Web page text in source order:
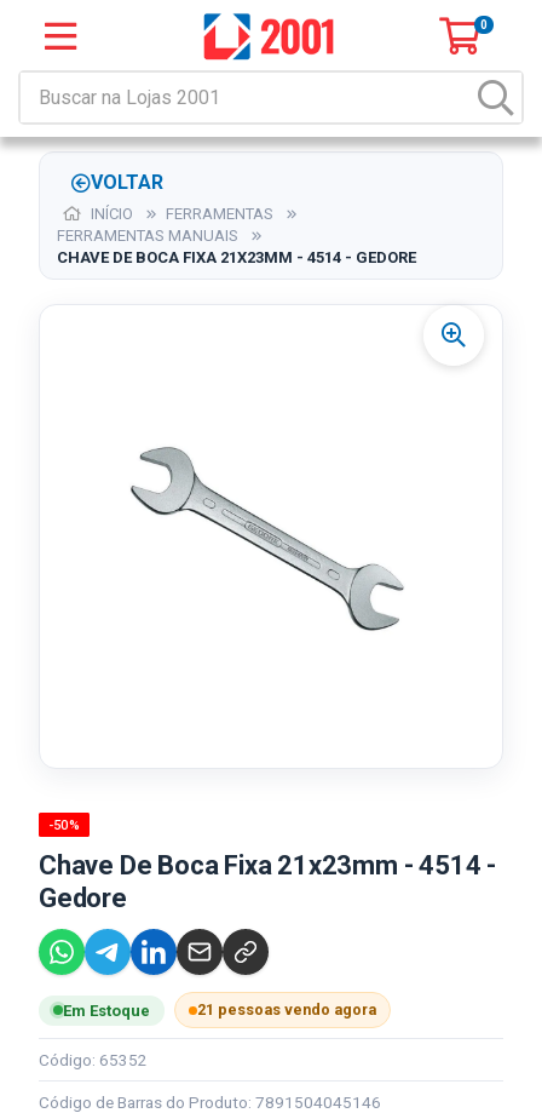
0
VOLTAR
INÍCIO
FERRAMENTAS
FERRAMENTAS MANUAIS
CHAVE DE BOCA FIXA 21X23MM - 4514 - GEDORE
-50%
Chave De Boca Fixa 21x23mm - 4514 -
Gedore
Em Estoque 21 pessoas vendo agora
Código: 65352
Código de Barras do Produto: 7891504045146